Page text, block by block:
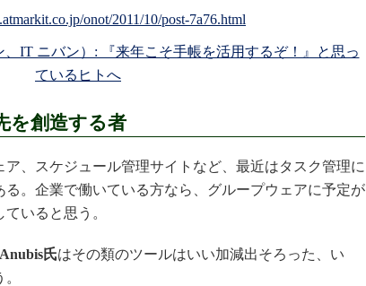
、IT ニバン）: 『来年こそ手帳を活用するぞ！』と思っ
ているヒトへ
を創造する者
、スケジュール管理サイトなど、最近はタスク管理に
。企業で働いている方なら、グループウェアに予定が
いると思う。
Anubis氏はその類のツールはいい加減出そろった、い